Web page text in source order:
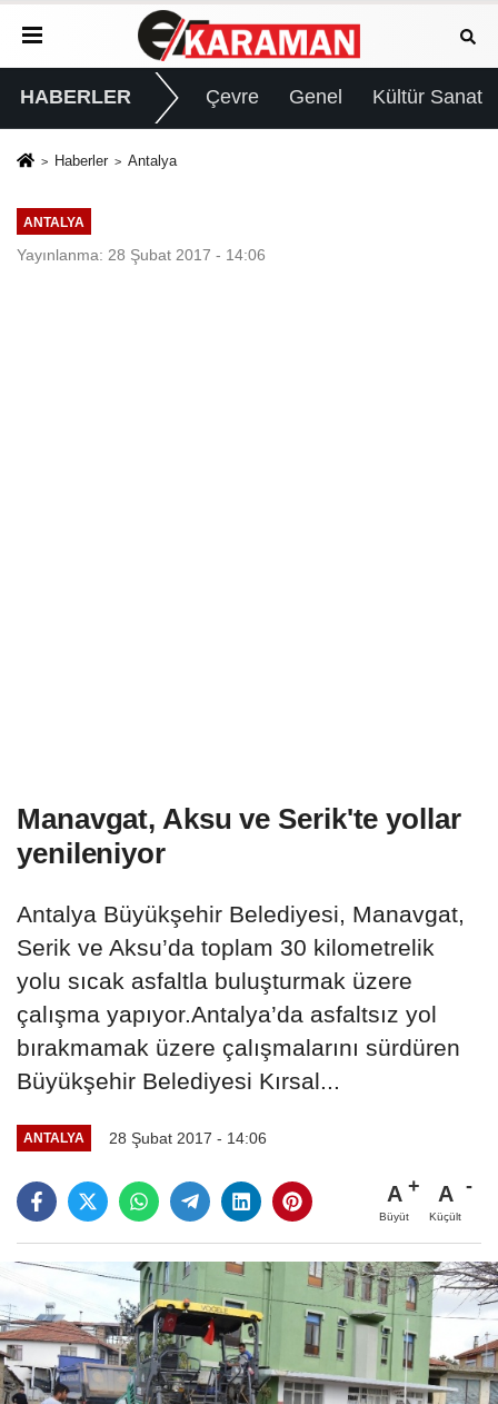
HABERLER Çevre Genel Kültür Sanat
Haberler Antalya
ANTALYA
Yayınlanma: 28 Şubat 2017 - 14:06
Manavgat, Aksu ve Serik'te yollar
yenileniyor
Antalya Büyükşehir Belediyesi, Manavgat,
Serik ve Aksu’da toplam 30 kilometrelik
yolu sıcak asfaltla buluşturmak üzere
çalışma yapıyor.Antalya’da asfaltsız yol
bırakmamak üzere çalışmalarını sürdüren
Büyükşehir Belediyesi Kırsal...
ANTALYA 28 Şubat 2017 - 14:06
A
Büyüt
A
Küçült